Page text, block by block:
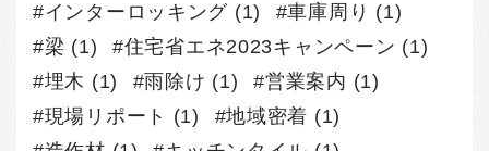
インターロッキング (1) 車庫周り (1)
梁 (1) 住宅省エネ2023キャンペーン (1)
埋木 (1) 雨除け (1) 営業案内 (1)
現場リポート (1) 地域密着 (1)